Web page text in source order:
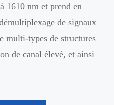
1610 nm et prend en
de signaux
multi-types de structures
de canal élevé, et ainsi